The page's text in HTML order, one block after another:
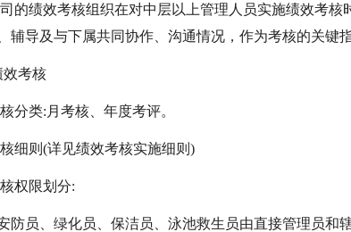
的绩效考核组织在对中层以上管理人员实施绩效考
辅导及与下属共同协作、沟通情况，作为考核的关键
效考核
分类:月考核、年度考评。
细则(详见绩效考核实施细则)
权限划分:
防员、绿化员、保洁员、泳池救生员由直接管理员和